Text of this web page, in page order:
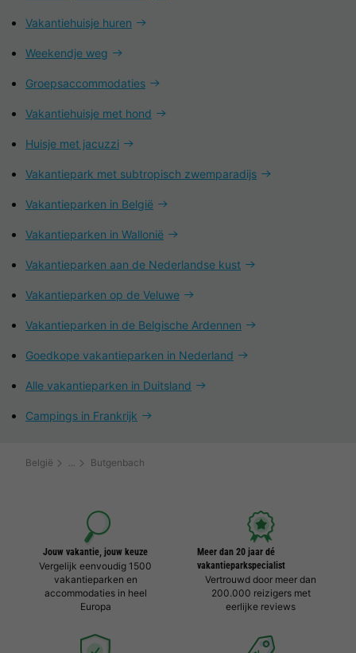
Vakantiehuisje huren
Weekendje weg
Groepsaccommodaties
Vakantiehuisje met hond
Huisje met jacuzzi
Vakantiepark met subtropisch zwemparadijs
Vakantieparken in België
Vakantieparken in Wallonië
Vakantieparken aan de Nederlandse kust
Vakantieparken op de Veluwe
Vakantieparken in de Belgische Ardennen
Goedkope vakantieparken in Nederland
Alle vakantieparken in Duitsland
Campings in Frankrijk
België Butgenbach
Jouw vakantie, jouw keuze
Vergelijk eenvoudig 1500
vakantieparken en
accommodaties in heel
Europa
Meer dan 20 jaar dé
vakantieparkspecialist
Vertrouwd door meer dan
200.000 reizigers met
eerlijke reviews